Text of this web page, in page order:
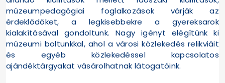
múzeumpedagógiai foglalkozások várják az
érdeklődőket, a legkisebbekre a gyereksarok
kialakításával gondoltunk. Nagy igényt elégítünk ki
múzeumi boltunkkal, ahol a városi közlekedés relikviáit
és egyéb közlekedéssel kapcsolatos
ajándéktárgyakat vásárolhatnak látogatóink.